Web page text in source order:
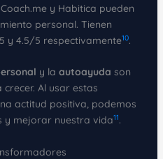
y Habitica pueden
personal. Tienen
y 4.5/5 respectivamente10.
y la autoayuda son
Al usar estas
actitud positiva, podemos
y mejorar nuestra vida11.